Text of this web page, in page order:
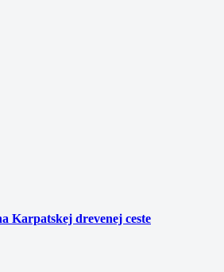
Karpatskej drevenej ceste